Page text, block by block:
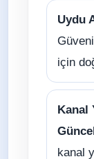
Uydu
için
Kanal
kanal